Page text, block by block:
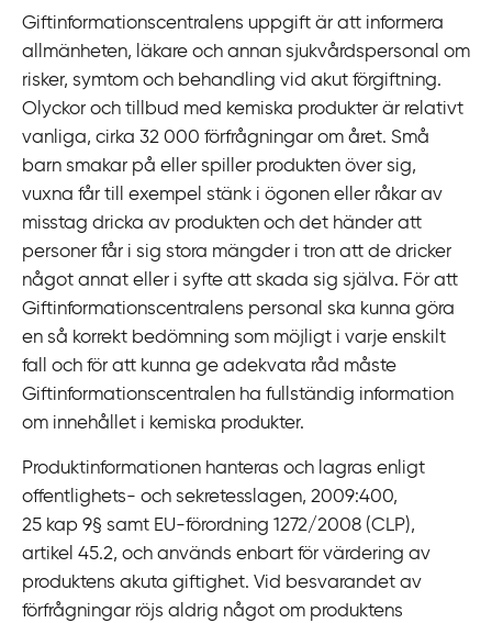
Giftinformationscentralens uppgift är att informera
allmänheten, läkare och annan sjukvårdspersonal om
risker, symtom och behandling vid akut förgiftning.
Olyckor och tillbud med kemiska produkter är relativt
vanliga, cirka 32 000 förfrågningar om året. Små
barn smakar på eller spiller produkten över sig,
vuxna får till exempel stänk i ögonen eller råkar av
misstag dricka av produkten och det händer att
personer får i sig stora mängder i tron att de dricker
något annat eller i syfte att skada sig själva. För att
Giftinformationscentralens personal ska kunna göra
en så korrekt bedömning som möjligt i varje enskilt
fall och för att kunna ge adekvata råd måste
Giftinformationscentralen ha fullständig information
om innehållet i kemiska produkter.
Produktinformationen hanteras och lagras enligt
offentlighets- och sekretesslagen, 2009:400,
25 kap 9§ samt EU‍-‍förordning 1272/2008 (CLP),
artikel 45.2, och används enbart för värdering av
produktens akuta giftighet. Vid besvarandet av
förfrågningar röjs aldrig något om produktens